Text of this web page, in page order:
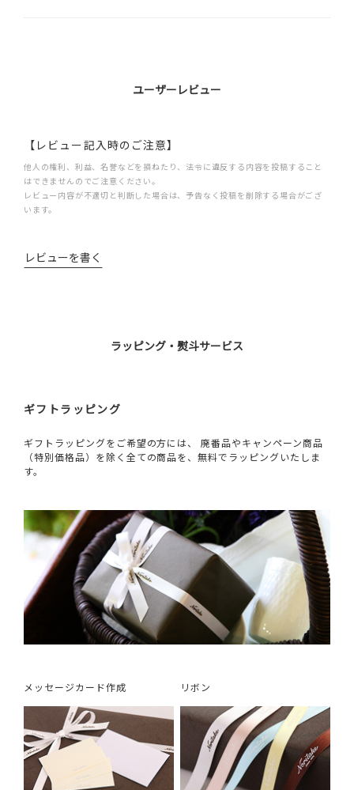
ユーザーレビュー
【レビュー記入時のご注意】
他人の権利、利益、名誉などを損ねたり、法令に違反する内容を投稿すること
はできませんのでご注意ください。
レビュー内容が不適切と判断した場合は、予告なく投稿を削除する場合がござ
います。
レビューを書く
ラッピング・熨斗サービス
ギフトラッピング
ギフトラッピングをご希望の方には、 廃番品やキャンペーン商品
（特別価格品）を除く全ての商品を、無料でラッピングいたしま
す。
メッセージカード作成 リボン